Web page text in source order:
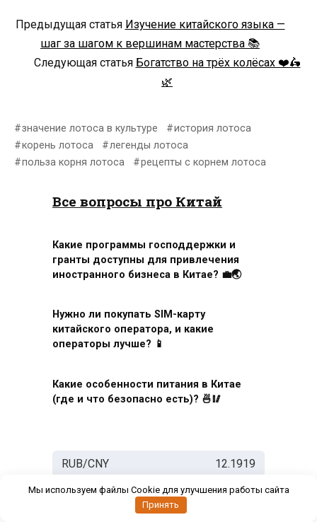
Предыдущая статья Изучение китайского языка —
шаг за шагом к вершинам мастерства 📚
Следующая статья Богатство на трёх колёсах ❤️🛵
🌿
значение лотоса в культуре
история лотоса
корень лотоса
легенды лотоса
польза корня лотоса
рецепты с корнем лотоса
Все вопросы про Китай
Какие программы господдержки и
гранты доступны для привлечения
иностранного бизнеса в Китае? 💼🌏
Нужно ли покупать SIM-карту
китайского оператора, и какие
операторы лучше? 📱
Какие особенности питания в Китае
(где и что безопасно есть)? 🍜🥢
RUB/CNY 12.1919
RUB/USD
82.266
Мы используем файлы Cookie для улучшения работы сайта
Принять